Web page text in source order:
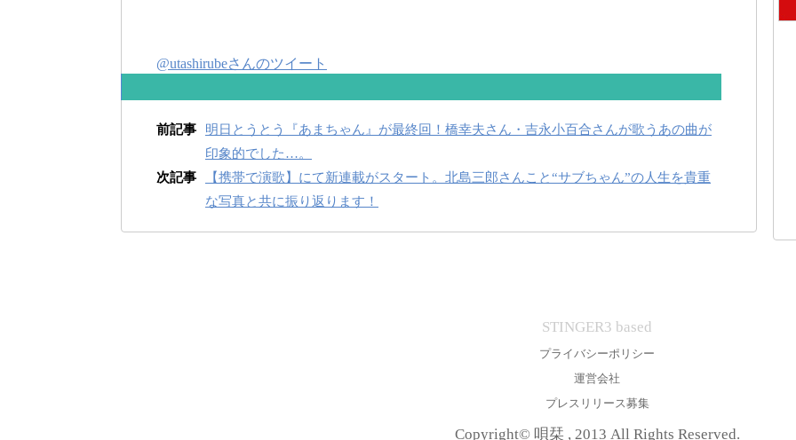
@utashirubeさんのツイート
前記事
明日とうとう『あまちゃん』が最終回！橋幸夫さん・吉永小百合さんが歌うあの曲が
印象的でした…。
次記事
【携帯で演歌】にて新連載がスタート。北島三郎さんこと“サブちゃん”の人生を貴重
な写真と共に振り返ります！
STINGER3 based
プライバシーポリシー
運営会社
プレスリリース募集
Copyright© 唄栞 , 2013 All Rights Reserved.